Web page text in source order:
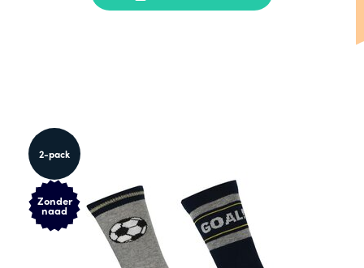
2-pack
Zonder
naad